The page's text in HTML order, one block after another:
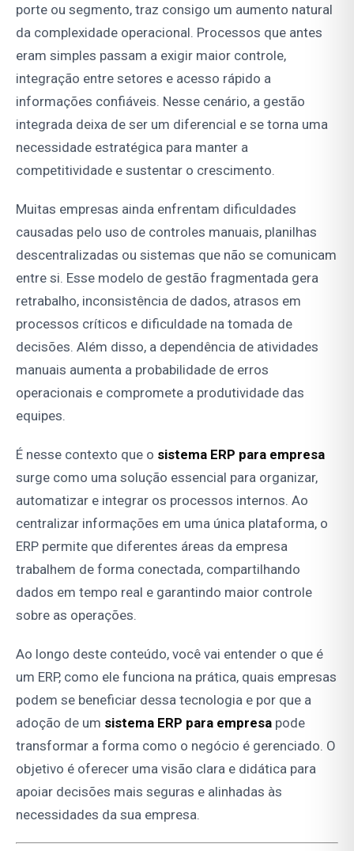
porte ou segmento, traz consigo um aumento natural
da complexidade operacional. Processos que antes
eram simples passam a exigir maior controle,
integração entre setores e acesso rápido a
informações confiáveis. Nesse cenário, a gestão
integrada deixa de ser um diferencial e se torna uma
necessidade estratégica para manter a
competitividade e sustentar o crescimento.
Muitas empresas ainda enfrentam dificuldades
causadas pelo uso de controles manuais, planilhas
descentralizadas ou sistemas que não se comunicam
entre si. Esse modelo de gestão fragmentada gera
retrabalho, inconsistência de dados, atrasos em
processos críticos e dificuldade na tomada de
decisões. Além disso, a dependência de atividades
manuais aumenta a probabilidade de erros
operacionais e compromete a produtividade das
equipes.
É nesse contexto que o sistema ERP para empresa
surge como uma solução essencial para organizar,
automatizar e integrar os processos internos. Ao
centralizar informações em uma única plataforma, o
ERP permite que diferentes áreas da empresa
trabalhem de forma conectada, compartilhando
dados em tempo real e garantindo maior controle
sobre as operações.
Ao longo deste conteúdo, você vai entender o que é
um ERP, como ele funciona na prática, quais empresas
podem se beneficiar dessa tecnologia e por que a
adoção de um sistema ERP para empresa pode
transformar a forma como o negócio é gerenciado. O
objetivo é oferecer uma visão clara e didática para
apoiar decisões mais seguras e alinhadas às
necessidades da sua empresa.